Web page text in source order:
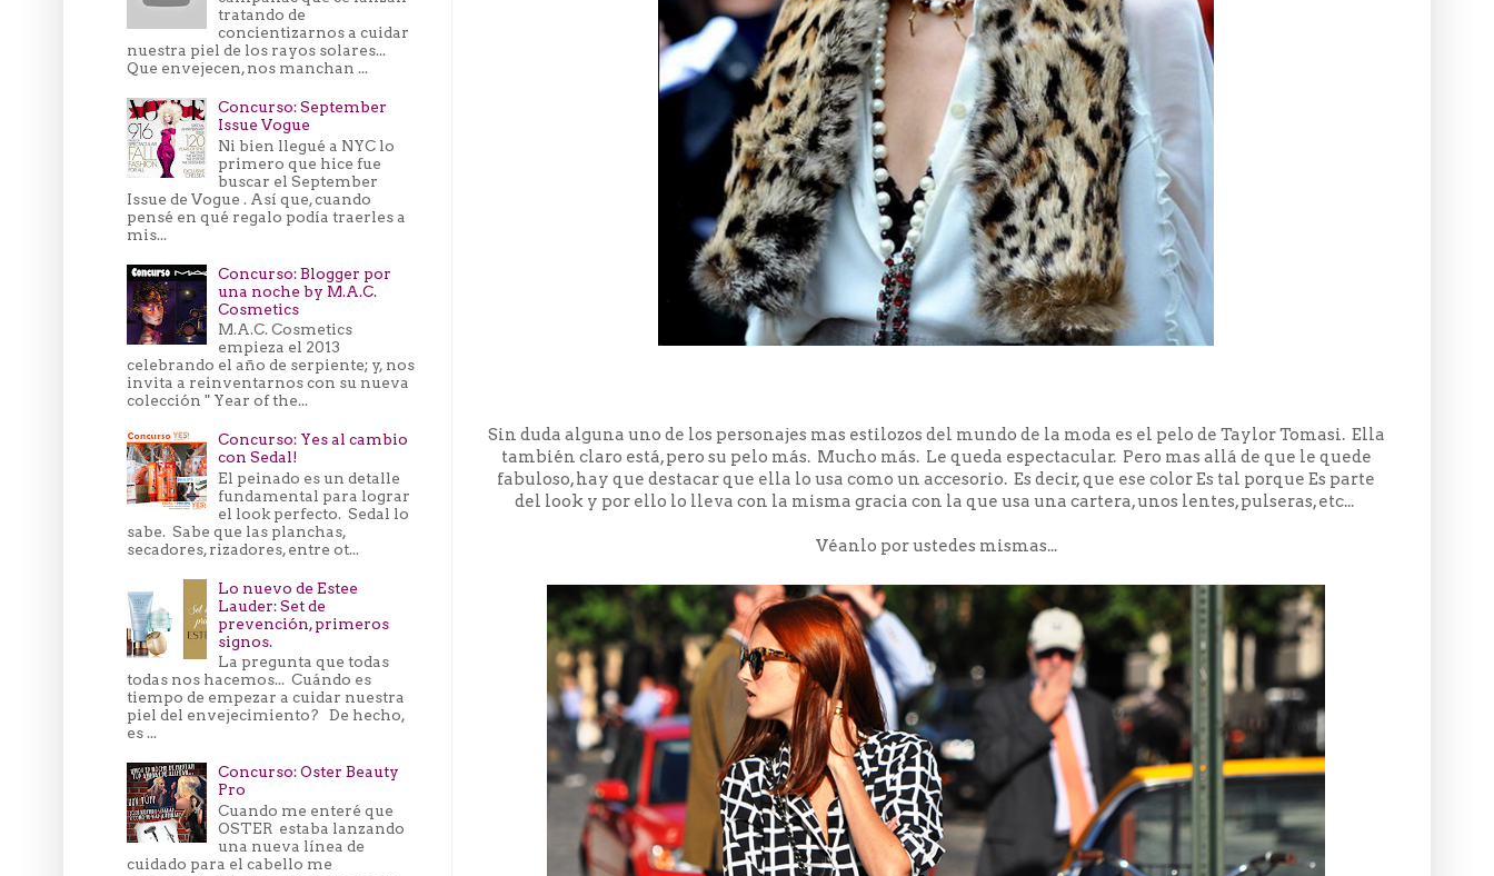
Sin duda alguna uno de los personajes mas estilozos del mundo de la moda es el pelo de Taylor Tomasi. Ella
también claro está, pero su pelo más. Mucho más. Le queda espectacular. Pero mas allá de que le quede
fabuloso, hay que destacar que ella lo usa como un accesorio. Es decir, que ese color Es tal porque Es parte
del look y por ello lo lleva con la misma gracia con la que usa una cartera, unos lentes, pulseras, etc...
Véanlo por ustedes mismas...
tratando de
concientizarnos a cuidar
nuestra piel de los rayos solares...
Que envejecen, nos manchan ...
Concurso: September
Issue Vogue
Ni bien llegué a NYC lo
primero que hice fue
buscar el September
Issue de Vogue . Así que, cuando
pensé en qué regalo podía traerles a
mis...
Concurso: Blogger por
una noche by M.A.C.
Cosmetics
M.A.C. Cosmetics
empieza el 2013
celebrando el año de serpiente; y, nos
invita a reinventarnos con su nueva
colección " Year of the...
Concurso: Yes al cambio
con Sedal!
El peinado es un detalle
fundamental para lograr
el look perfecto. Sedal lo
sabe. Sabe que las planchas,
secadores, rizadores, entre ot...
Lo nuevo de Estee
Lauder: Set de
prevención, primeros
signos.
La pregunta que todas
todas nos hacemos... Cuándo es
tiempo de empezar a cuidar nuestra
piel del envejecimiento? De hecho,
es ...
Concurso: Oster Beauty
Pro
Cuando me enteré que
OSTER estaba lanzando
una nueva línea de
cuidado para el cabello me